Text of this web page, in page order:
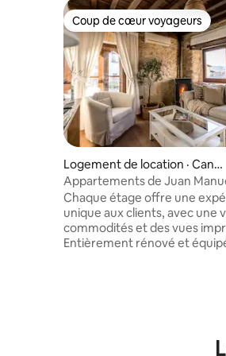
Coup de cœur voyageurs
Coup de cœur voyageurs
Logement de location · Cand
elario
Appartements de Juan
Appartement puente...
Chaque étage offre une
unique aux clients, avec une
commodités et des vues
Entièrement rénové et